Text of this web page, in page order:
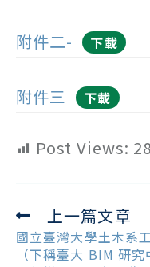
附件二- 下載
附件三 下載
Post Views:
Read
more
articles
上一篇文章
國立臺灣大學土木系
（下稱臺大 BIM 研